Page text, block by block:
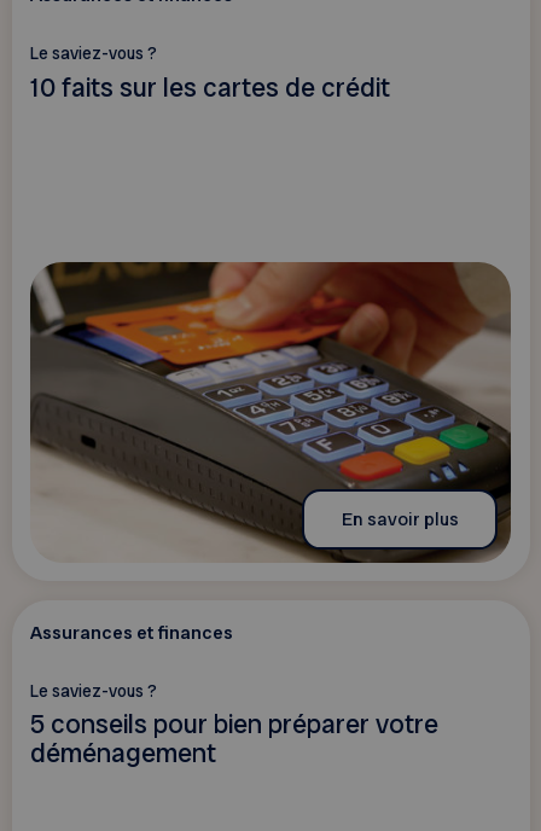
Le saviez-vous ?
10 faits sur les cartes de crédit
En savoir plus
Assurances et finances
Le saviez-vous ?
5 conseils pour bien préparer votre
déménagement